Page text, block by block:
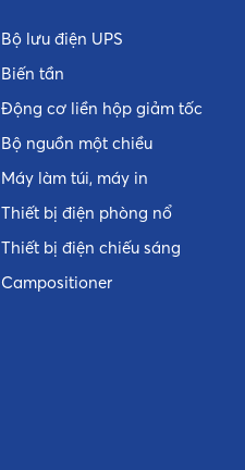
Bộ lưu điện UPS
Biến tần
Động cơ liền hộp giảm tốc
Bộ nguồn một chiều
Máy làm túi, máy in
Thiết bị điện phòng nổ
Thiết bị điện chiếu sáng
Campositioner